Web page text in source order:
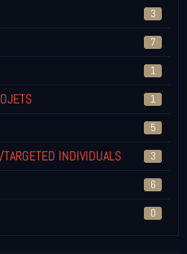
3
7
1
1
5
INDIVIDUALS 3
6
0